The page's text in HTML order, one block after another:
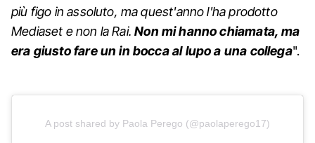
più figo in assoluto, ma quest'anno l'ha prodotto
Mediaset e non la Rai.Non mi hanno chiamata, ma
era giusto fare un in bocca al lupo a una collega".
A post shared by Paola Perego (@paolaperego17)